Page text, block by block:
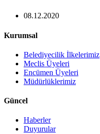
08.12.2020
Kurumsal
Belediyecilik İlkelerimiz
Meclis Üyeleri
Encümen Üyeleri
Müdürlüklerimiz
Güncel
Haberler
Duyurular